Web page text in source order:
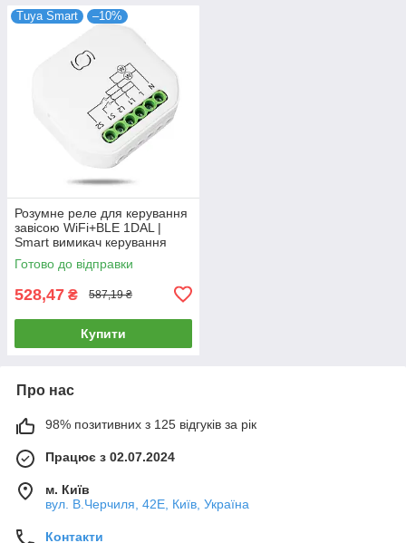
Tuya Smart –10%
Розумне реле для керування
завісою WiFi+BLE 1DAL |
Smart вимикач керування
шторами (SWС101N)
Готово до відправки
528,47 ₴ 587,19 ₴
Купити
Про нас
98% позитивних з 125 відгуків за рік
Працює з 02.07.2024
м. Київ
вул. В.Черчиля, 42Е, Київ, Україна
Контакти